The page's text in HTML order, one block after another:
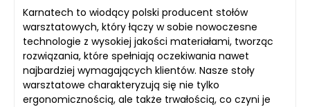
Karnatech to wiodący polski producent stołów
warsztatowych, który łączy w sobie nowoczesne
technologie z wysokiej jakości materiałami, tworząc
rozwiązania, które spełniają oczekiwania nawet
najbardziej wymagających klientów. Nasze stoły
warsztatowe charakteryzują się nie tylko
ergonomicznością, ale także trwałością, co czyni je